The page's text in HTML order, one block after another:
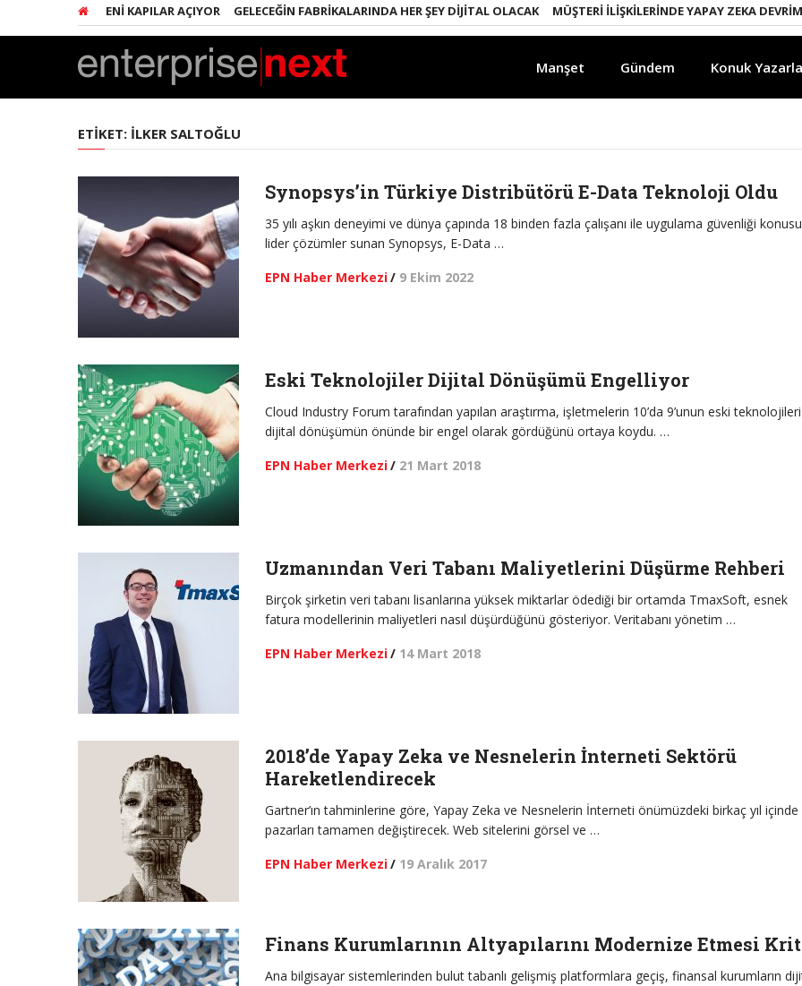
YENI KAPILAR AÇIYOR GELECEĞIN FABRIKALARINDA HER ŞEY DIJITAL OLACAK MÜŞTERI İLIŞKILERINDE YAPAY ZEKA DEVRIMI
Manşet Gündem Konuk
ETIKET: İLKER SALTOĞLU
Synopsys’in Türkiye Distribütörü E-Data Teknoloji Oldu
35 yılı aşkın deneyimi ve dünya çapında 18 binden fazla çalışanı ile uygulama güvenliği
lider çözümler sunan Synopsys, E-Data …
EPN Haber Merkezi/ 9 Ekim 2022
Eski Teknolojiler Dijital Dönüşümü Engelliyor
Cloud Industry Forum tarafından yapılan araştırma, işletmelerin 10’da 9’unun eski teknolojileri
dijital dönüşümün önünde bir engel olarak gördüğünü ortaya koydu. …
EPN Haber Merkezi/ 21 Mart 2018
Uzmanından Veri Tabanı Maliyetlerini Düşürme Rehberi
Birçok şirketin veri tabanı lisanlarına yüksek miktarlar ödediği bir ortamda TmaxSoft, esnek
fatura modellerinin maliyetleri nasıl düşürdüğünü gösteriyor. Veritabanı yönetim …
EPN Haber Merkezi/ 14 Mart 2018
2018’de Yapay Zeka ve Nesnelerin İnterneti Sektörü
Hareketlendirecek
Gartner’ın tahminlerine göre, Yapay Zeka ve Nesnelerin İnterneti önümüzdeki birkaç yıl içinde
pazarları tamamen değiştirecek. Web sitelerini görsel ve …
EPN Haber Merkezi/ 19 Aralık 2017
Finans Kurumlarının Altyapılarını Modernize Etmesi
Ana bilgisayar sistemlerinden bulut tabanlı gelişmiş platformlara geçiş, finansal kurumların